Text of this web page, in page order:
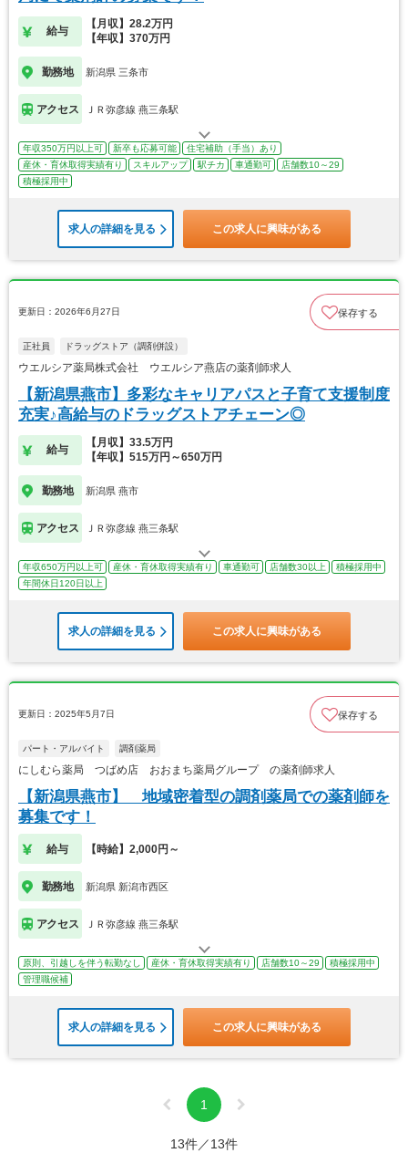
給与
【月収】28.2万円
【年収】370万円
勤務地 新潟県 三条市
アクセス ＪＲ弥彦線 燕三条駅
年収350万円以上可 新卒も応募可能
住宅補助（手当）あり
産休・育休取得実績有り
スキルアップ 駅チカ 車通勤可
店舗数10～29
積極採用中
求人の詳細を見る この求人に興味がある
更新日：2026年6月27日 保存する
正社員 ドラッグストア（調剤併設）
ウエルシア薬局株式会社 ウエルシア燕店の薬剤師求人
【新潟県燕市】多彩なキャリアパスと子育て支援制度
充実♪高給与のドラッグストアチェーン◎
給与
【月収】33.5万円
【年収】515万円～650万円
勤務地 新潟県 燕市
アクセス ＪＲ弥彦線 燕三条駅
年収650万円以上可 産休・育休取得実績有り 車通勤可 店舗数30以上
積極採用中
年間休日120日以上
求人の詳細を見る この求人に興味がある
更新日：2025年5月7日 保存する
パート・アルバイト 調剤薬局
にしむら薬局 つばめ店 おおまち薬局グループ の薬剤師求人
【新潟県燕市】 地域密着型の調剤薬局での薬剤師を
募集です！
給与 【時給】2,000円～
勤務地 新潟県 新潟市西区
アクセス ＪＲ弥彦線 燕三条駅
原則、引越しを伴う転勤なし 産休・育休取得実績有り 店舗数10～29
積極採用中
管理職候補
求人の詳細を見る この求人に興味がある
1
13件／13件